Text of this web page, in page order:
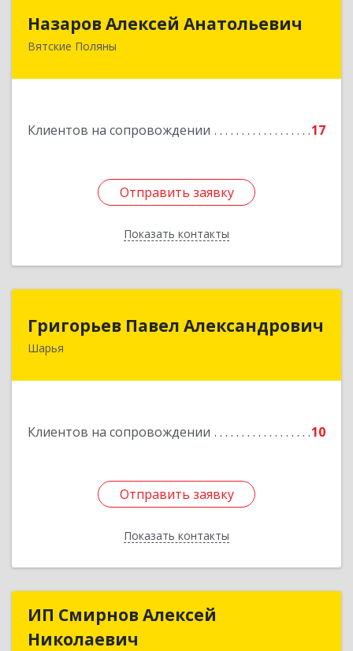
Назаров Алексей Анатольевич
Вятские Поляны
Клиентов на сопровождении 17
Отправить заявку
Показать контакты
Назаров Алексей Анатольевич
612964,Кировская обл,город Вятские Поляны
Отправить заявку
Назад
Григорьев Павел Александрович
Шарья
Клиентов на сопровождении 10
Отправить заявку
Показать контакты
157505, Костромская область, город Шарья,
Отправить заявку
Назад
ИП Смирнов Алексей
Николаевич
ИП Смирнов Алексей